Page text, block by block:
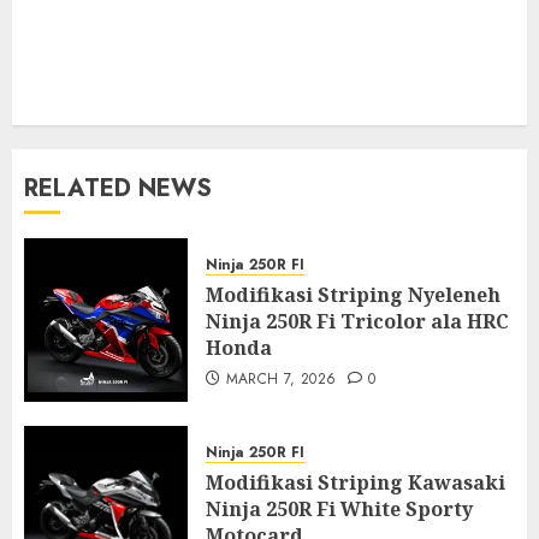
RELATED NEWS
Ninja 250R FI
Modifikasi Striping Nyeleneh
Ninja 250R Fi Tricolor ala HRC
Honda
MARCH 7, 2026 0
Ninja 250R FI
Modifikasi Striping Kawasaki
Ninja 250R Fi White Sporty